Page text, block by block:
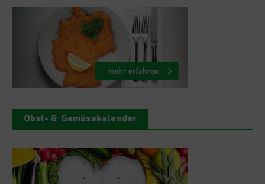
Obst- & Gemüsekalender